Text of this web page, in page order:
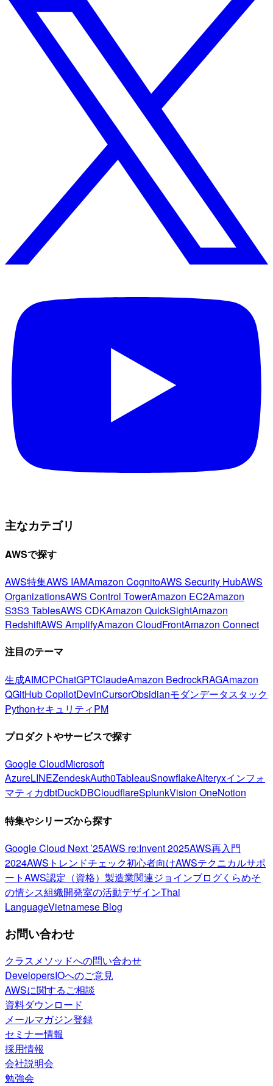
主なカテゴリ
AWSで探す
AWS特集AWS IAMAmazon CognitoAWS Security HubAWS
OrganizationsAWS Control TowerAmazon EC2Amazon
S3S3 TablesAWS CDKAmazon QuickSightAmazon
RedshiftAWS AmplifyAmazon CloudFrontAmazon Connect
注目のテーマ
生成AIMCPChatGPTClaudeAmazon BedrockRAGAmazon
QGitHub CopilotDevinCursorObsidianモダンデータスタック
PythonセキュリティPM
プロダクトやサービスで探す
Google CloudMicrosoft
AzureLINEZendeskAuth0TableauSnowflakeAlteryxインフォ
マティカdbtDuckDBCloudflareSplunkVision OneNotion
特集やシリーズから探す
Google Cloud Next ’25AWS re:Invent 2025AWS再入門
2024AWSトレンドチェック初心者向けAWSテクニカルサポ
ートAWS認定（資格） 製造業関連ジョインブログくらめそ
の情シス組織開発室の活動デザインThai
LanguageVietnamese Blog
お問い合わせ
クラスメソッドへの問い合わせ
DevelopersIOへのご意見
AWSに関するご相談
資料ダウンロード
メールマガジン登録
セミナー情報
採用情報
会社説明会
勉強会